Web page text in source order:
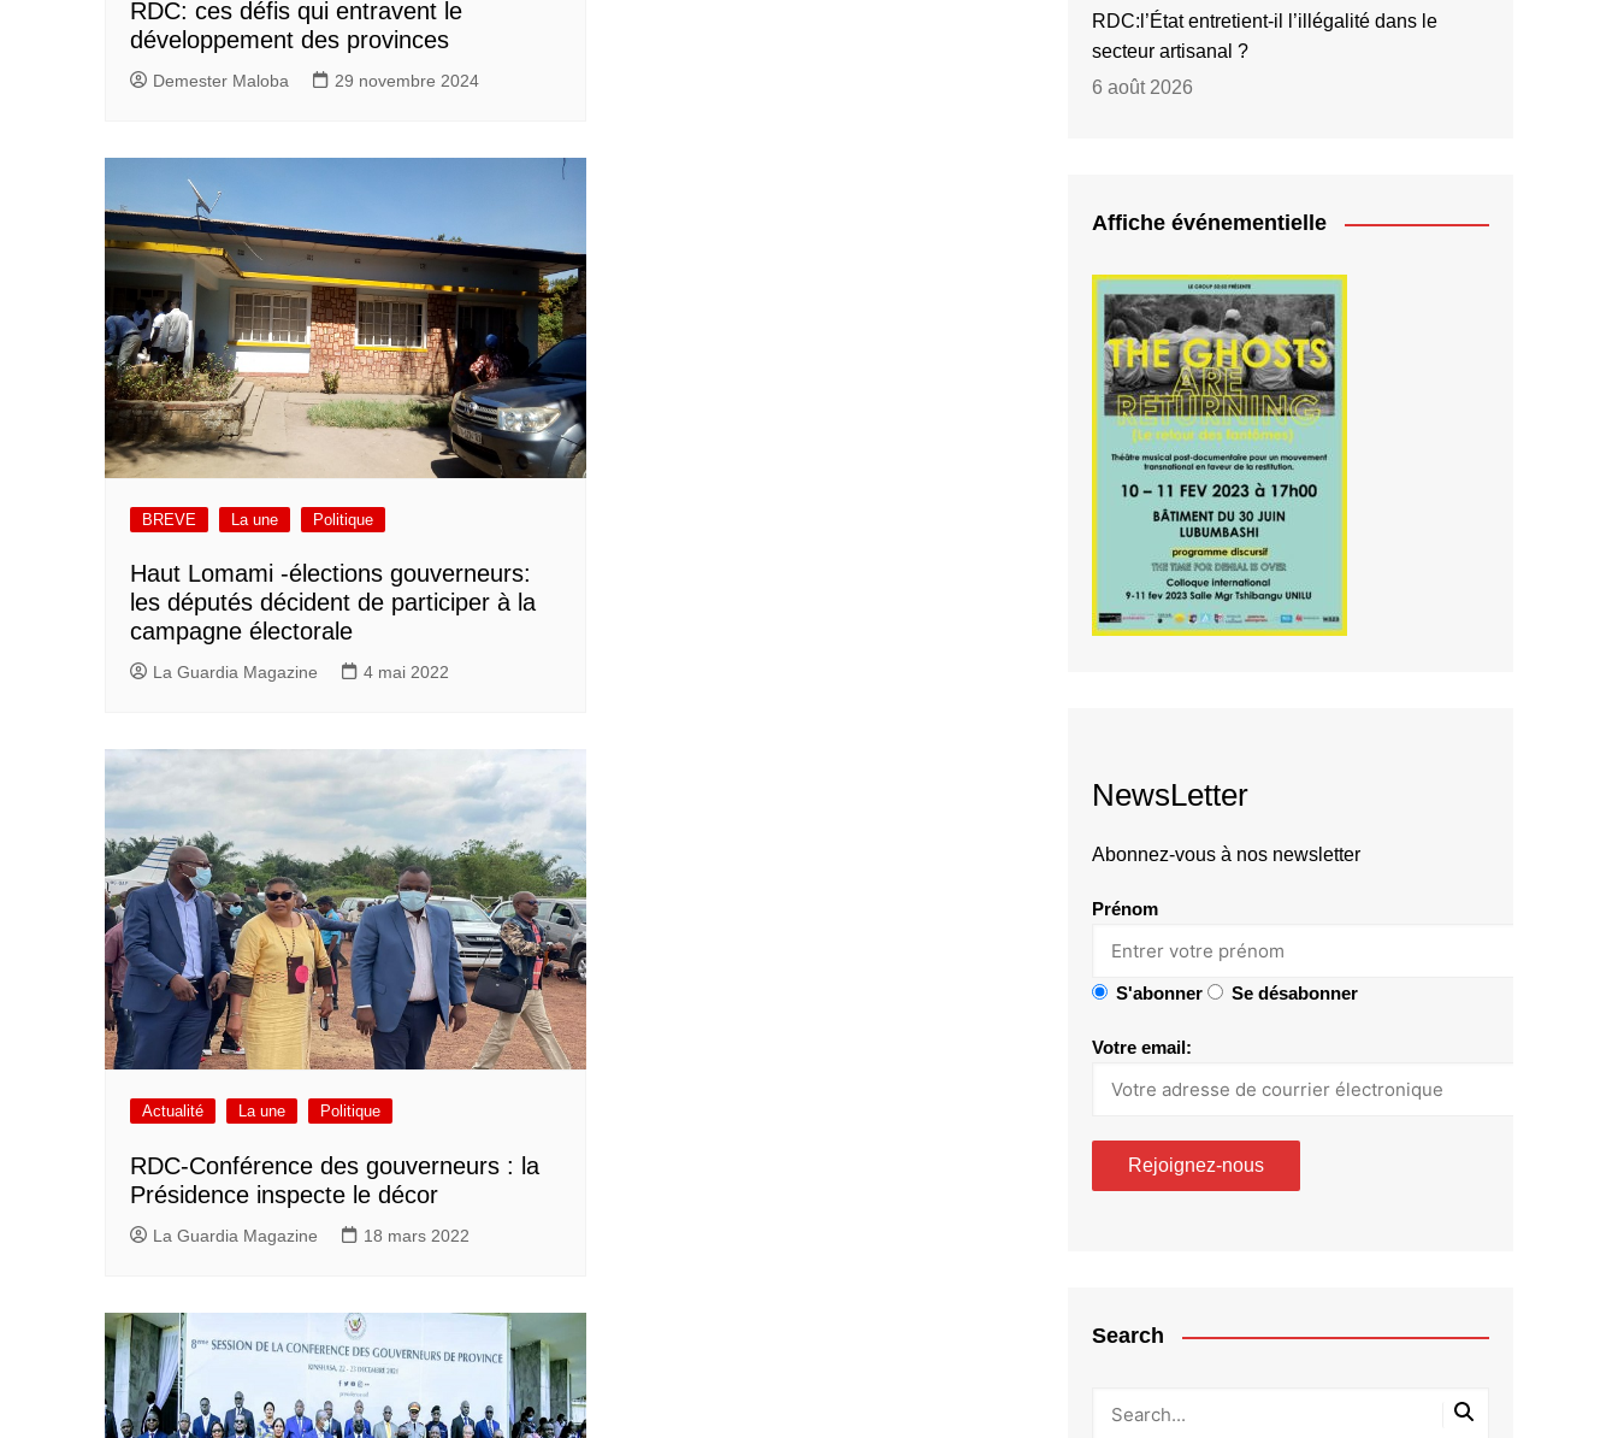
RDC: ces défis qui entravent le
développement des provinces
Demester Maloba 29 novembre 2024
BREVE La une Politique
Haut Lomami -élections gouverneurs:
les députés décident de participer à la
campagne électorale
La Guardia Magazine 4 mai 2022
Actualité La une Politique
RDC-Conférence des gouverneurs : la
Présidence inspecte le décor
La Guardia Magazine 18 mars 2022
RDC:l’État entretient-il l’illégalité dans le
secteur artisanal ?
6 août 2026
Affiche événementielle
NewsLetter
Abonnez-vous à nos newsletter
Prénom
S'abonner Se désabonner
Votre email:
Search